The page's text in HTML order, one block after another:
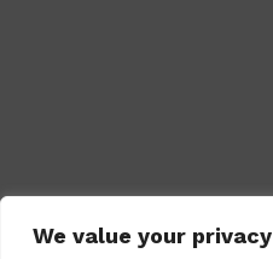
We value your privacy